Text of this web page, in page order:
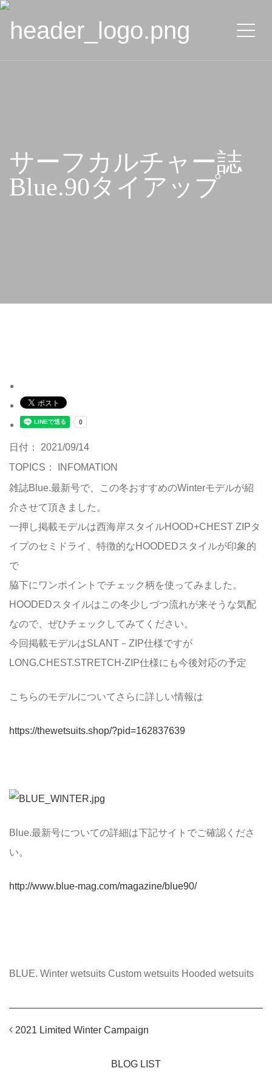
サーフカルチャー誌
Blue.90タイアップ
日付： 2021/09/14
TOPICS：
INFOMATION
雑誌Blue.最新号で、この冬おすすめのWinterモデルが紹
介させて頂きました。
一押し掲載モデルは西海岸スタイルHOOD+CHEST ZIPタ
イプのセミドライ、特徴的なHOODEDスタイルが印象的
で
脇下にワンポイントでチェック柄を使ってみました。
HOODEDスタイルはこの冬少しづつ流れが来そうな気配
なので、ぜひチェックしてみてください。
今回掲載モデルはSLANT－ZIP仕様ですが
LONG.CHEST.STRETCH-ZIP仕様にも今後対応の予定
こちらのモデルについてさらに詳しい情報は
https://thewetsuits.shop/?pid=162837639
Blue.最新号についての詳細は下記サイトでご確認くださ
い。
http://www.blue-mag.com/magazine/blue90/
BLUE. Winter wetsuits Custom wetsuits Hooded wetsuits
2021 Limited Winter Campaign
BLOG LIST